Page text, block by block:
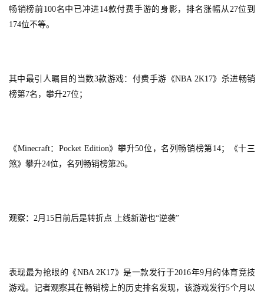
畅销榜前100名中已冲进14款付费手游的身影，排名涨幅从27位到
174位不等。
其中最引人瞩目的当数3款游戏：付费手游《NBA 2K17》杀进畅销
榜第7名，攀升27位；
《Minecraft：Pocket Edition》攀升50位，名列畅销榜第14；《十三
煞》攀升24位，名列畅销榜第26。
观察：2月15日前后是转折点 上线新游也“逆袭”
表现最为抢眼的《NBA 2K17》是一款发行于2016年9月的体育竞技
游戏。记者观察其在畅销榜上的历史排名发现，该游戏发行5个月以